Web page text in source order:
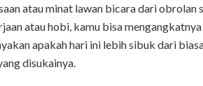
atau minat lawan bicara dari obrolan
atau hobi, kamu bisa
apakah hari ini lebih sibuk dari
disukainya.